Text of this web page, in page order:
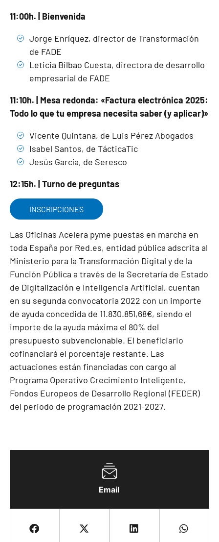
Email
11:00h. | Bienvenida
Jorge Enríquez, director de Transformación
de FADE
Leticia Bilbao Cuesta, directora de desarrollo
empresarial de FADE
11:10h. | Mesa redonda: «Factura electrónica 2025:
Todo lo que tu empresa necesita saber (y aplicar)»
Vicente Quintana, de Luis Pérez Abogados
Isabel Santos, de TácticaTic
Jesús García, de Seresco
12:15h. | Turno de preguntas
INSCRIPCIONES
Las Oficinas Acelera pyme puestas en marcha en
toda España por Red.es, entidad pública adscrita al
Ministerio para la Transformación Digital y de la
Función Pública a través de la Secretaría de Estado
de Digitalización e Inteligencia Artificial, cuentan
en su segunda convocatoria 2022 con un importe
de ayuda concedida de 11.830.851,68€, siendo el
importe de la ayuda máxima el 80% del
presupuesto subvencionable. El beneficiario
cofinanciará el porcentaje restante. Las
actuaciones están financiadas con cargo al
Programa Operativo Crecimiento Inteligente,
Fondos Europeos de Desarrollo Regional (FEDER)
del periodo de programación 2021-2027.